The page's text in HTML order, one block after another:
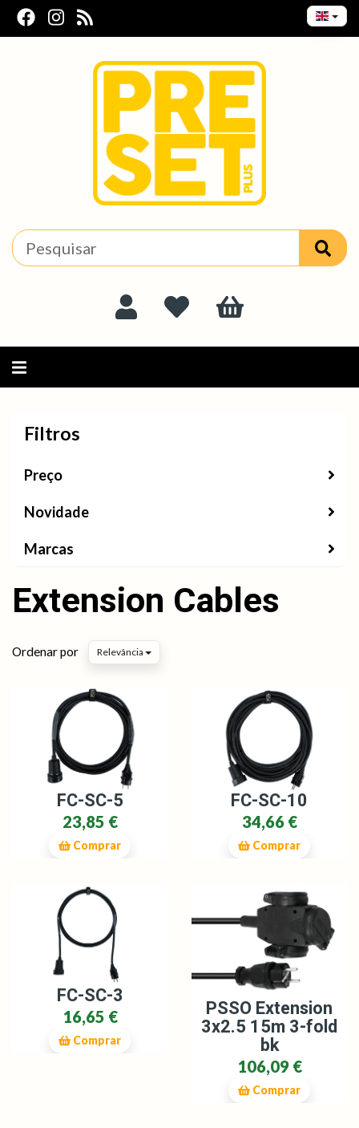
Alternar
Filtros
Preço
Novidade
Marcas
Extension Cables
Ordenar por Relevância
FC-SC-5
23,85 €
Comprar
FC-SC-10
34,66 €
Comprar
FC-SC-3
16,65 €
Comprar
PSSO Extension
3x2.5 15m 3-fold
bk
106,09 €
Comprar